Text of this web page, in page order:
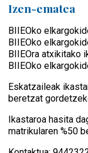
Izen-ematea
BIIEOko
BIIEOko
BIIEOra atxikitako
BIIEOko
Eskatzaileak
beretzat
Ikastaroa hasita
matrikularen %50